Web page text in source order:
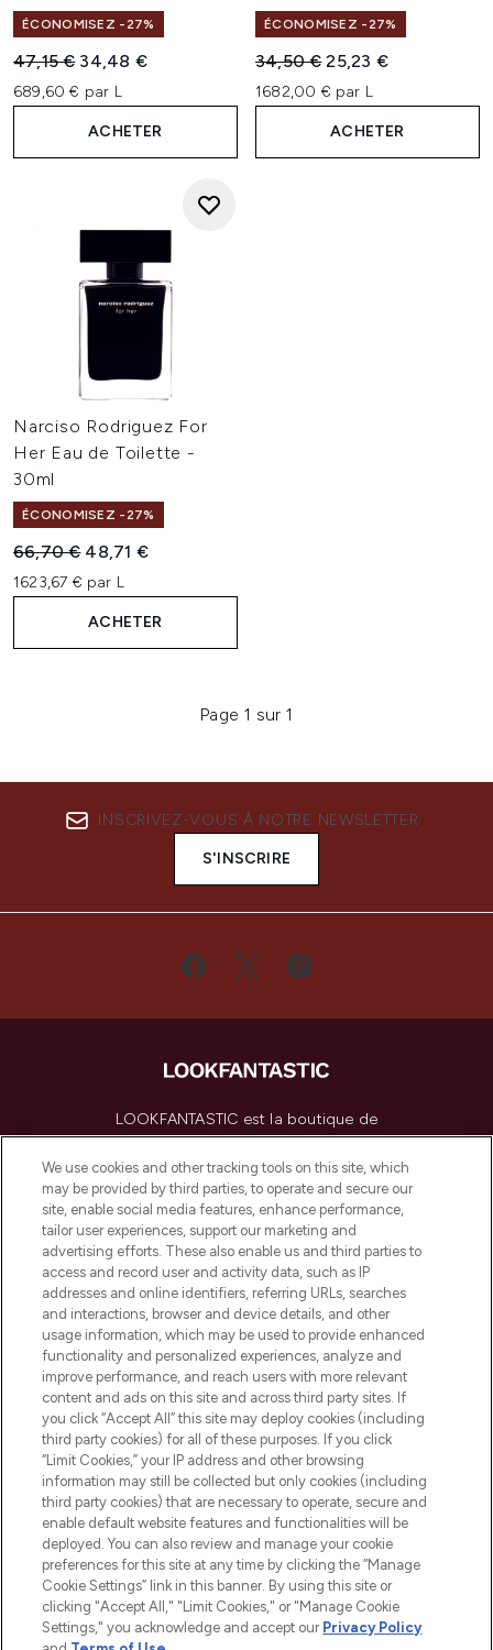
ÉCONOMISEZ -27%
Prix de vente :
47,15 € Prix ​​actuel :
34,48 €
689,60 € par L
ACHETER
ÉCONOMISEZ -27%
Prix de vente :
34,50 €Prix ​​actuel :
25,23 €
1682,00 € par L
ACHETER
Narciso Rodriguez For
Her Eau de Toilette -
30ml
ÉCONOMISEZ -27%
Prix de vente :
66,70 € Prix ​​actuel :
48,71 €
1623,67 € par L
ACHETER
Page 1 sur 1
INSCRIVEZ-VOUS À NOTRE NEWSLETTER
S'INSCRIRE
LOOKFANTASTIC est la boutique de
beauté incontournable en Europe,
proposant les meilleurs produits de soins
de la peau, des cheveux et de maquillage
de plus de 200 marques prestigieuses.
Faites vos achats en ligne ou via
l’application, avec la livraison offerte dès
55€ d'achat.
Consentement aux cookies
Do Not Sell or Share My Personal
Information
AIDE ET INFORMATIONS
INFORMATIONS GÉNÉRALES
À PROPOS DE LOOKFANTASTIC
We use cookies and other tracking tools on this site, which
may be provided by third parties, to operate and secure our
site, enable social media features, enhance performance,
tailor user experiences, support our marketing and
advertising efforts. These also enable us and third parties to
access and record user and activity data, such as IP
addresses and online identifiers, referring URLs, searches
and interactions, browser and device details, and other
usage information, which may be used to provide enhanced
functionality and personalized experiences, analyze and
improve performance, and reach users with more relevant
content and ads on this site and across third party sites. If
you click “Accept All” this site may deploy cookies (including
third party cookies) for all of these purposes. If you click
“Limit Cookies,” your IP address and other browsing
information may still be collected but only cookies (including
third party cookies) that are necessary to operate, secure and
enable default website features and functionalities will be
deployed. You can also review and manage your cookie
preferences for this site at any time by clicking the “Manage
Cookie Settings” link in this banner. By using this site or
clicking "Accept All," "Limit Cookies," or "Manage Cookie
Settings," you acknowledge and accept our Privacy Policy